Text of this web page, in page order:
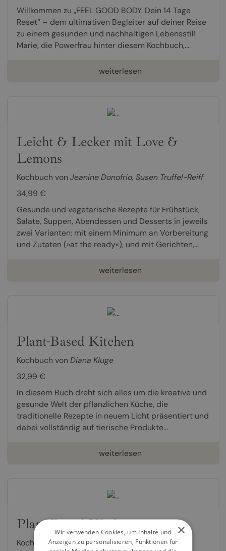
Willkommen zu „FEEL GOOD BODY. Dein 14 Tage
Reset“ – dem ultimativen Begleiter auf deiner Reise
zu einem gesunden und nachhaltigen Lebensstil!
Marie, die Powerfrau hinter diesem Kochbuch,...
weiterlesen
Leicht & Lecker mit Love &
Lemons
Kochbuch von Jeanine Donofrio, Susen Truffel-Reiff
34,99 €
Gesunde und vegetarische Rezepte für Frühstück,
Salate, Suppen, Abendessen und Desserts in jeweils
zwei Varianten: mit einem Minimum an Vorbereitung
und Zutaten (»at the ready«), und mit Gerichten,...
weiterlesen
Plant-Based Kitchen
Kochbuch von Diana Kluge
32,99 €
In diesem Buch dreht sich alles um die kreative und
gesunde Welt der pflanzlichen Küche, die
traditionelle Rezepte in neuem Licht präsentiert und
dabei vollständig auf tierische Produkte...
weiterlesen
Plant-Based Kitchen
Kochbuch vonDiana Kluge
×
Wir verwenden Cookies, um Inhalte und
Anzeigen zu personalisieren, Funktionen für